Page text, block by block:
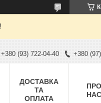
+380 (93) 722-04-40 +380
ДОСТАВКА
ТА
ОПЛАТА
ПРО
НАС